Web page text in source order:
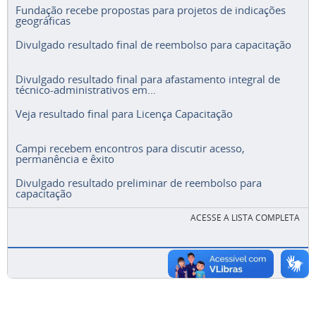
Fundação recebe propostas para projetos de indicações
geográficas
Divulgado resultado final de reembolso para capacitação
Divulgado resultado final para afastamento integral de
técnico-administrativos em...
Veja resultado final para Licença Capacitação
Campi recebem encontros para discutir acesso,
permanência e êxito
Divulgado resultado preliminar de reembolso para
capacitação
ACESSE A LISTA COMPLETA